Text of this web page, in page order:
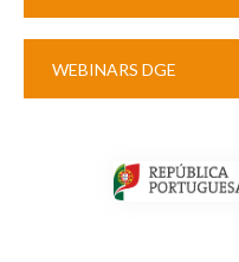
WEBINARS DGE